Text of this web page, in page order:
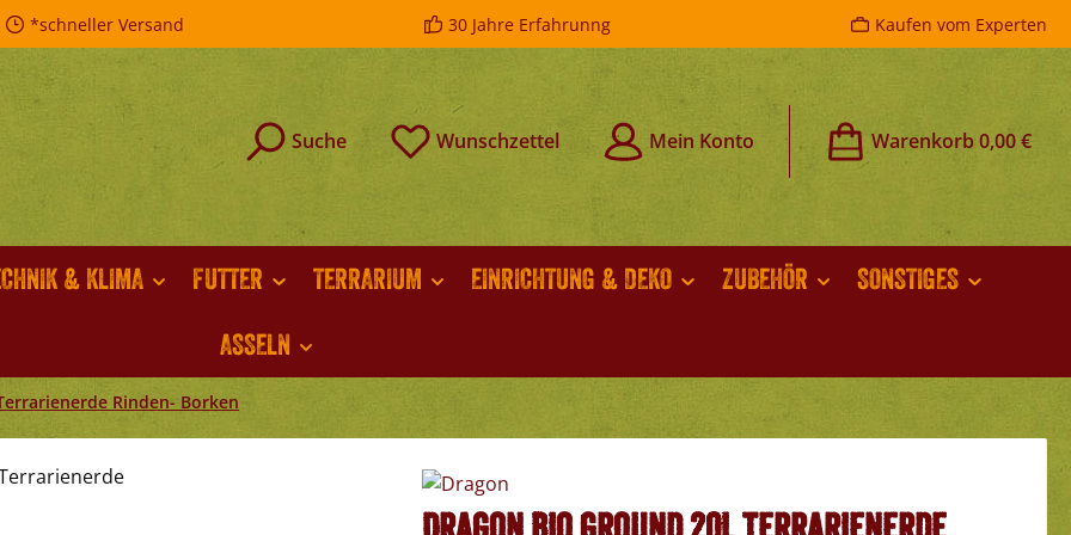
*schneller Versand 30 Jahre Erfahrunng Kaufen vom Experten
Suche Wunschzettel Mein Konto Warenkorb0,00 €
& KLIMA FUTTER TERRARIUM EINRICHTUNG & DEKO ZUBEHÖR
SONSTIGES
ASSELN
Rinden- Borken